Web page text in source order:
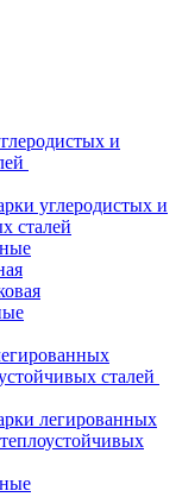
и
углеродистых и
сталей
сталей
легированных